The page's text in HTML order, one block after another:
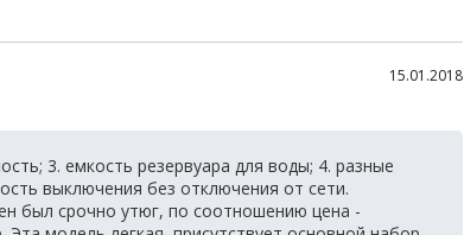
15.01.2018
3. емкость резервуара для воды; 4. разные
выключения без отключения от сети.
был срочно утюг, по соотношению цена -